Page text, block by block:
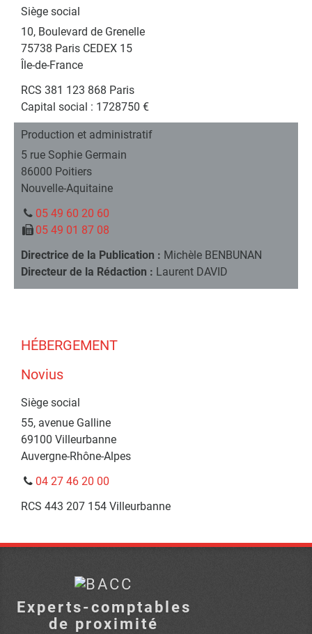
Siège social
10, Boulevard de Grenelle
75738 Paris CEDEX 15
Île-de-France
RCS 381 123 868 Paris
Capital social : 1728750 €
Production et administratif
5 rue Sophie Germain
86000 Poitiers
Nouvelle-Aquitaine
05 49 60 20 60
05 49 01 87 08
Directrice de la Publication : Michèle BENBUNAN
Directeur de la Rédaction : Laurent DAVID
HÉBERGEMENT
Novius
Siège social
55, avenue Galline
69100 Villeurbanne
Auvergne-Rhône-Alpes
04 27 46 20 00
RCS 443 207 154 Villeurbanne
Experts-comptables
de proximité